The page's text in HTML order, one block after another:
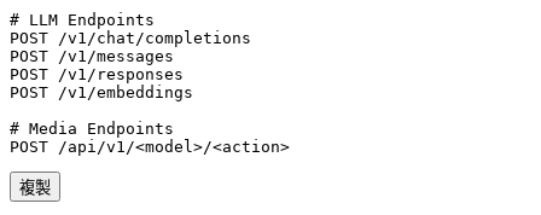
# LLM Endpoints
POST /v1/chat/completions
POST /v1/messages
POST /v1/responses
POST /v1/embeddings
# Media Endpoints
POST /api/v1/<model>/<action>
複製